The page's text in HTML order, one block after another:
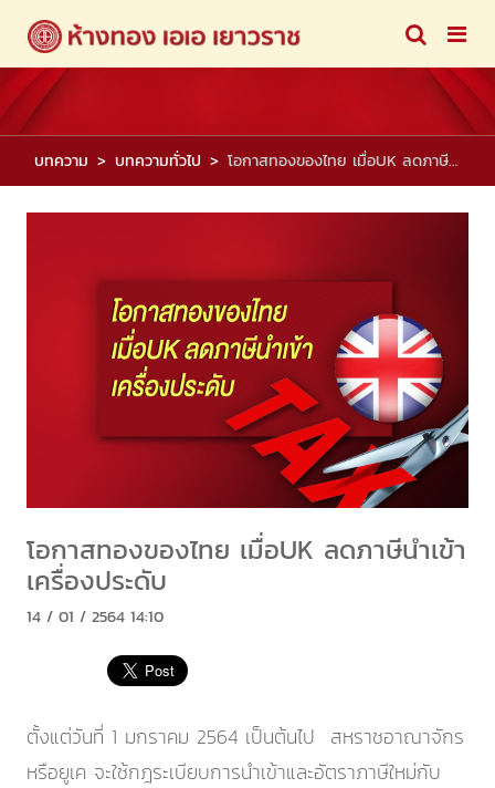
บทความ บทความทั่วไป โอกาสทองของไทย เมื่อUK ลดภาษีนำเข้าเครื่องประดับ
โอกาสทองของไทย เมื่อUK ลดภาษีนำเข้า
เครื่องประดับ
14 / 01 / 2564 14:10
ตั้งแต่วันที่ 1 มกราคม 2564 เป็นต้นไป สหราชอาณาจักร
หรือยูเค จะใช้กฎระเบียบการนำเข้าและอัตราภาษีใหม่กับ